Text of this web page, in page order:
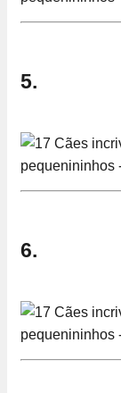
5.
6.